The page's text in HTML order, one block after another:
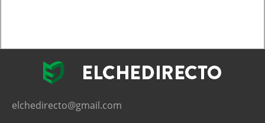
elchedirecto@gmail.com